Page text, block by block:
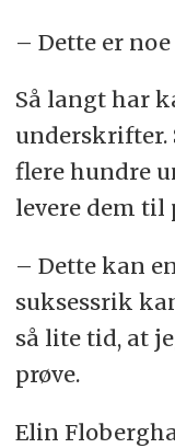
– Dette er
Så langt har
underskrifter.
flere hundre
levere dem til
– Dette kan
suksessrik
så lite tid, at
prøve.
Elin